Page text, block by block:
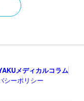
メディカルコラム
シーポリシー